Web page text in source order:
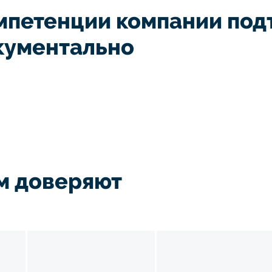
компании
доверяют